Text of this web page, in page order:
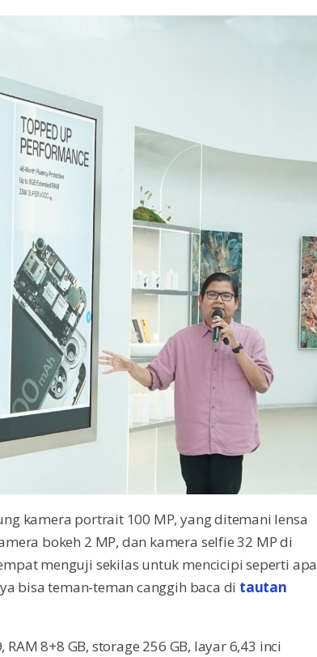
kamera portrait 100 MP, yang ditemani lensa
bokeh 2 MP, dan kamera selfie 32 MP di
menguji sekilas untuk mencicipi seperti apa
bisa teman-teman canggih baca di tautan
8+8 GB, storage 256 GB, layar 6,43 inci